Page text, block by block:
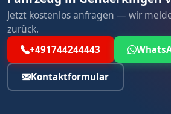
Jetzt kostenlos anfragen — wir
zurück.
+491744244443
Kontaktformular